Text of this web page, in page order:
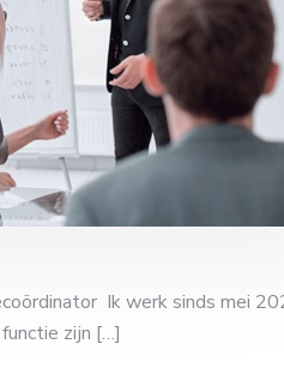
Ik werk sinds mei
zijn […]